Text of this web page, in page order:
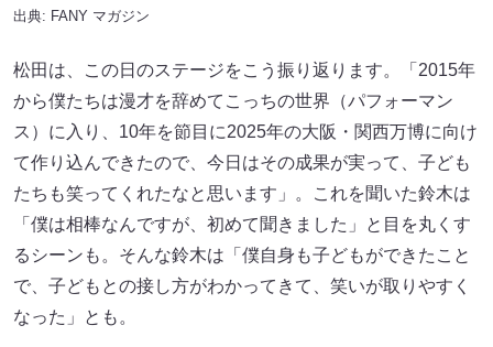
出典: FANY マガジン
松田は、この日のステージをこう振り返ります。「2015年
から僕たちは漫才を辞めてこっちの世界（パフォーマン
ス）に入り、10年を節目に2025年の大阪・関西万博に向け
て作り込んできたので、今日はその成果が実って、子ども
たちも笑ってくれたなと思います」。これを聞いた鈴木は
「僕は相棒なんですが、初めて聞きました」と目を丸くす
るシーンも。そんな鈴木は「僕自身も子どもができたこと
で、子どもとの接し方がわかってきて、笑いが取りやすく
なった」とも。